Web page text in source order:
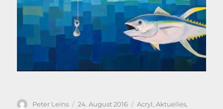
Autor
Peter Leins
Veröffentlicht
24. August 2016 Kategorien
Acryl,Aktuelles,